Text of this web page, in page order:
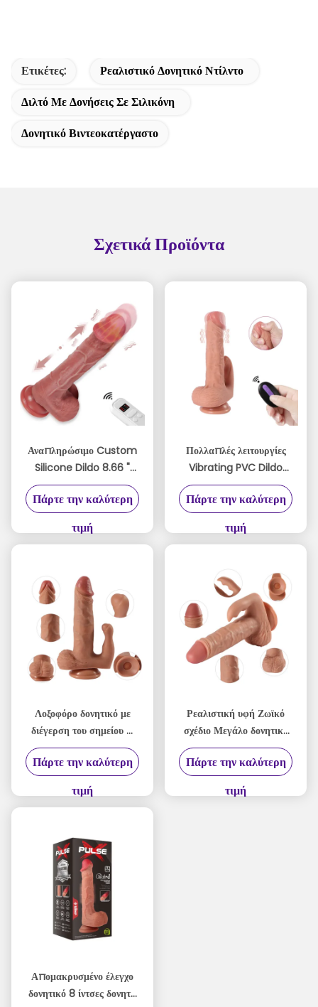
Ετικέτες:
Ρεαλιστικό Δονητικό Ντίλντο
Διλτό Με Δονήσεις Σε Σιλικόνη
Δονητικό Βιντεοκατέργαστο
Σχετικά Προϊόντα
Αναπληρώσιμο Custom
Silicone Dildo 8.66 "
Premium Με
Απομακρυσμένο Έλεγχο
Προώθηση Και Δονήσεις
Πάρτε την καλύτερη
τιμή
Πολλαπλές λειτουργίες
Vibrating PVC Dildo
Body Safe με
τηλεχειριστήριο για
γυναίκα
Πάρτε την καλύτερη
τιμή
Λοξοφόρο δονητικό με
διέγερση του σημείου G
Ασύρματο
τηλεχειριστήριο
Πάρτε την καλύτερη
τιμή
Ρεαλιστική υφή Ζωϊκό
σχέδιο Μεγάλο δονητικό
ντίλντο με έλεγχο για
εξατομικευμένη
ευχαρίστηση
Πάρτε την καλύτερη
τιμή
Απομακρυσμένο έλεγχο
δονητικό 8 ίντσες δονητή